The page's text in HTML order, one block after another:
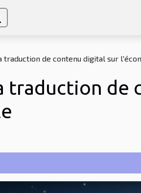
traduction de contenu digital sur
traduction